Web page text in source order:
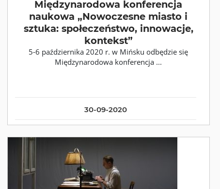
30-09-2020
Międzynarodowa konferencja
naukowa „Nowoczesne miasto i
sztuka: społeczeństwo, innowacje,
kontekst”
5-6 października 2020 r. w Mińsku odbędzie się
Międzynarodowa konferencja ...